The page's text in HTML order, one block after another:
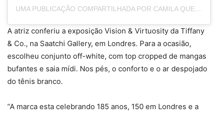
UMA PUBLICAÇÃO COMPARTILHADA POR CAMILA QUEIROZ (@CAMILAQUEIROZ)
A atriz conferiu a exposição Vision & Virtuosity da Tiffany
& Co., na Saatchi Gallery, em Londres. Para a ocasião,
escolheu conjunto off-white, com top cropped de mangas
bufantes e saia mídi. Nos pés, o conforto e o ar despojado
do tênis branco.
“A marca esta celebrando 185 anos, 150 em Londres e a